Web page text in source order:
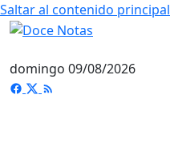
Saltar al contenido principal
domingo 09/08/2026